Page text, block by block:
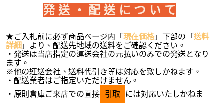
発 送 ・ 配 送 に つ い て
★ご入札前に必ず商品ページ内「 現在価格」下部の「 送料
詳細 」より、配送先地域の送料をご確認ください。
・発送は当店指定の運送会社の元払いのみでの発送となり
ます。
※他の運送会社、送料代引き等は対応を致しかねます。
・配送業者はご指定いただけません。
・原則倉庫ご来店での直接
引取
には対応いたしかねま